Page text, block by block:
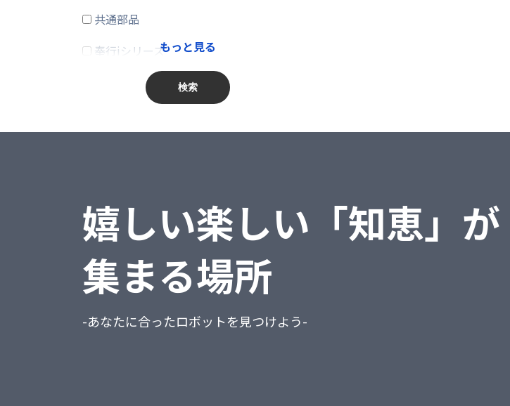
運輸業、郵便業
卸売業、小売業
金融業、保険業
生活関連サービス業・娯楽業
教育、学習支援業
医療、福祉
共通部品
奉行iシリーズ
就業奉行
人事奉行
PCA商魂DX
もっと見る
検索
嬉しい楽しい「知恵」が
集まる場所
-あなたに合ったロボットを見つけよう-